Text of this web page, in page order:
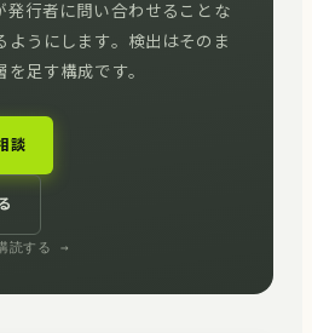
発行者に問い合わせることな
ようにします。検出はそのま
足す構成です。
談
する →